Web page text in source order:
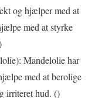
og hjælper med at
med at styrke
Mandelolie har
med at berolige
irriteret hud. ()